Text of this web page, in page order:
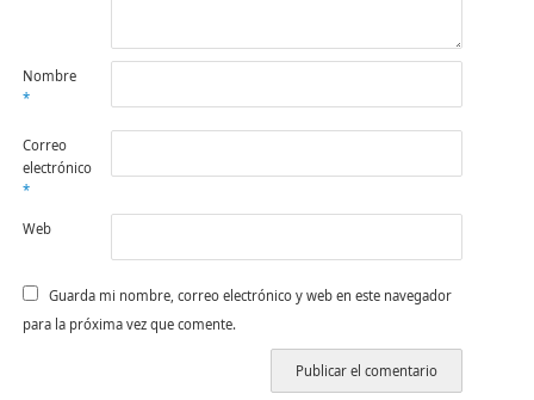
Nombre
*
Correo
electrónico
*
Web
Guarda mi nombre, correo electrónico y web en este navegador
para la próxima vez que comente.